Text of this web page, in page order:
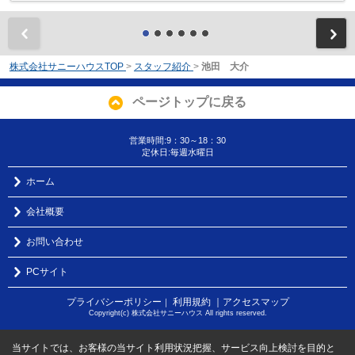
株式会社サニーハウスTOP > スタッフ紹介 > 池田 大介
ページトップに戻る
営業時間:9：30～18：30
定休日:毎週水曜日
ホーム
会社概要
お問い合わせ
PCサイト
プライバシーポリシー ｜ 利用規約 ｜アクセスマップ
Copyright(c) 株式会社サニーハウス All rights reserved.
当サイトでは、お客様の当サイト利用状況把握、サービス向上検討を目的と